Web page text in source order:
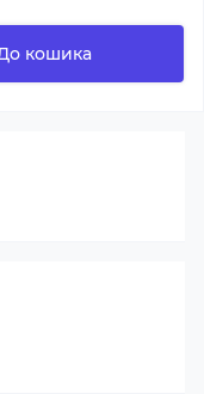
кошика